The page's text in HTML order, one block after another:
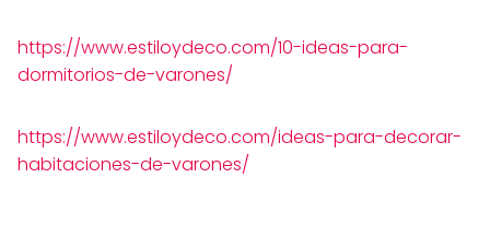
https://www.estiloydeco.com/10-ideas-para-
dormitorios-de-varones/
https://www.estiloydeco.com/ideas-para-decorar-
habitaciones-de-varones/